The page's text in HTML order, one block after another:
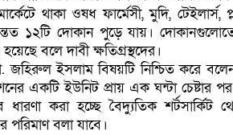
থাকা ওষধ ফার্মেসী, মুদি, টেইলার্স,
১২টি দোকান পুড়ে যায়।
বলে দাবী ক্ষতিগ্রস্থদের।
জহিরুল ইসলাম বিষয়টি নিশ্চিত করে
একটি ইউনিট প্রায় এক ঘন্টা চেষ্টার
ধারণা করা হচ্ছে বৈদ্যুতিক শর্টসার্কিট
বলা যাবে।